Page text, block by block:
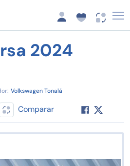
2024
Volkswagen Tonalá
Comparar